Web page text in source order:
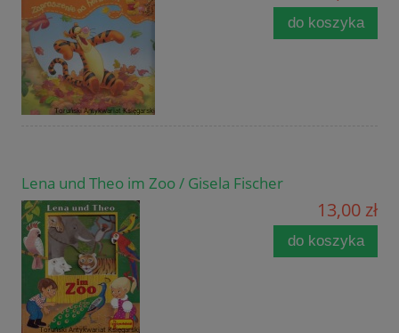
do koszyka
Lena und Theo im Zoo / Gisela Fischer
13,00 zł
do koszyka